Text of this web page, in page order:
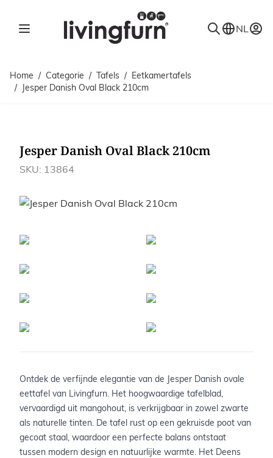
NL
Home / Categorie / Tafels / Eetkamertafels
/ Jesper Danish Oval Black 210cm
Jesper Danish Oval Black 210cm
SKU: 13864
Afbeeldingen
Ontdek de verfijnde elegantie van de Jesper Danish ovale
eettafel van Livingfurn. Het hoogwaardige tafelblad,
vervaardigd uit mangohout, is verkrijgbaar in zowel zwarte
als naturelle tinten. De tafel rust op een gekruisde poot van
gecoat staal, waardoor een perfecte balans ontstaat
tussen modern design en natuurlijke warmte. Het Deens